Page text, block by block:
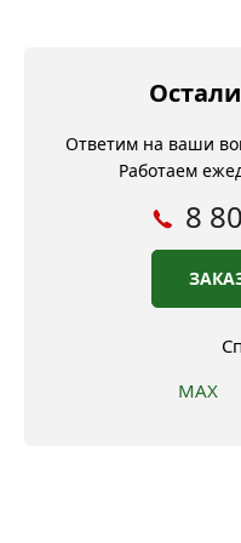
Ответим на ваши
Работаем
8
MAX